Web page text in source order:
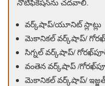
నోటిఫికేషన్‌ను చదవాలి.
వర్క్‌షాప్/యూనిట్ స్లాట్లు
మెకానికల్ వర్క్‌షాప్/
సిగ్నల్ వర్క్‌షాప్/
వంతెన వర్క్‌షాప్ /
మెకానికల్ వర్క్‌షాప్/